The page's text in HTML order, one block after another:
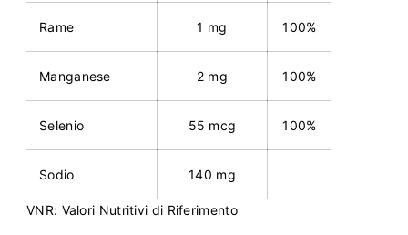
Rame 1 mg 100%
Manganese 2 mg 100%
Selenio 55 mcg 100%
Sodio 140 mg
VNR: Valori Nutritivi di Riferimento